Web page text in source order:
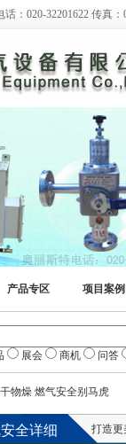
020-32201622 传真：
产品专区 项目案例
展会 商机 问答
物燥 燃气安全别马虎
全详细 打造更美